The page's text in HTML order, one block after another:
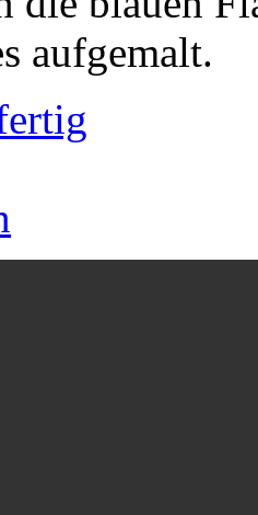
aufgemalt.